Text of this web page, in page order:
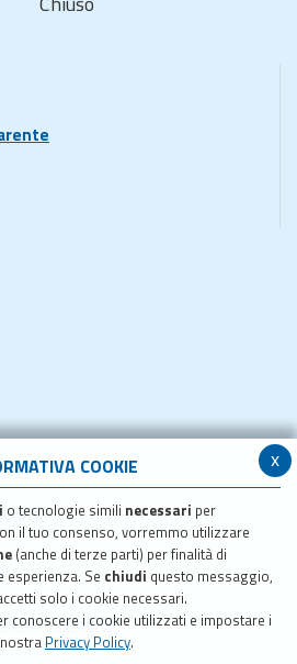
x
COOKIE
o tecnologie simili necessari per
il tuo consenso, vorremmo utilizzare
(anche di terze parti) per finalità di
esperienza. Se chiudi questo messaggio,
solo i cookie necessari.
conoscere i cookie utilizzati e impostare i
Privacy Policy.
accessibilita'